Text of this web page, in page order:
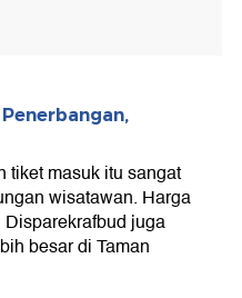
tiket masuk itu sangat
wisatawan. Harga
juga
besar di Taman